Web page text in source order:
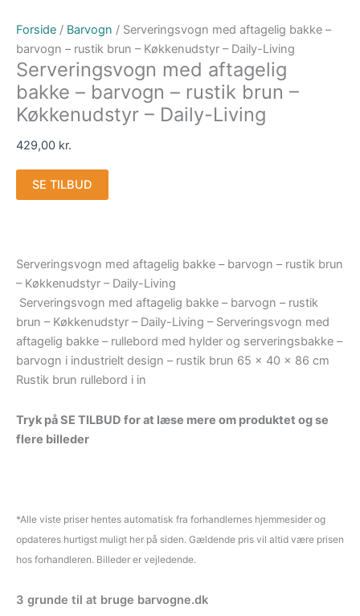
Forside / Barvogn / Serveringsvogn med aftagelig bakke –
barvogn – rustik brun – Køkkenudstyr – Daily-Living
Serveringsvogn med aftagelig
bakke – barvogn – rustik brun –
Køkkenudstyr – Daily-Living
429,00 kr.
SE TILBUD
Serveringsvogn med aftagelig bakke – barvogn – rustik brun
– Køkkenudstyr – Daily-Living
Serveringsvogn med aftagelig bakke – barvogn – rustik
brun – Køkkenudstyr – Daily-Living – Serveringsvogn med
aftagelig bakke – rullebord med hylder og serveringsbakke –
barvogn i industrielt design – rustik brun 65 x 40 x 86 cm
Rustik brun rullebord i in
Tryk på SE TILBUD for at læse mere om produktet og se
flere billeder
*Alle viste priser hentes automatisk fra forhandlernes hjemmesider og
opdateres hurtigst muligt her på siden. Gældende pris vil altid være prisen
hos forhandleren. Billeder er vejledende.
3 grunde til at bruge barvogne.dk